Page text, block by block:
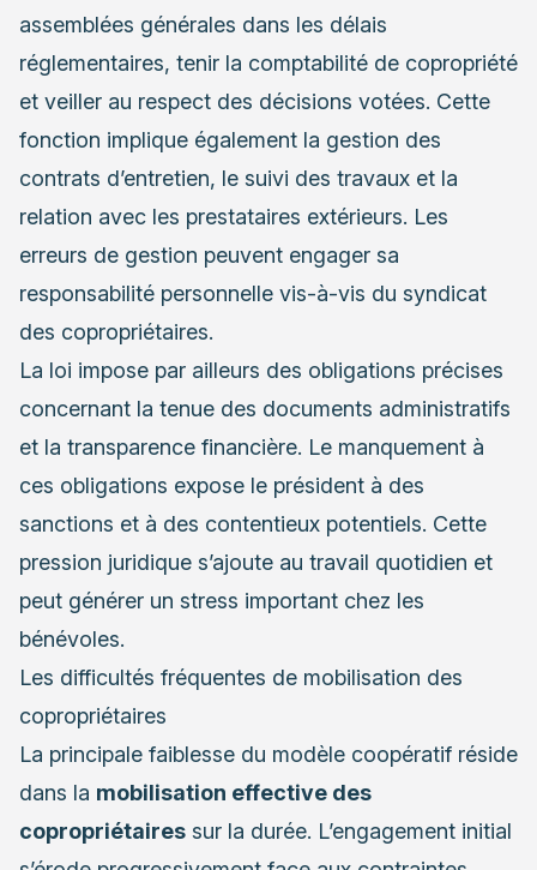
assemblées générales dans les délais
réglementaires, tenir la comptabilité de copropriété
et veiller au respect des décisions votées. Cette
fonction implique également la gestion des
contrats d’entretien, le suivi des travaux et la
relation avec les prestataires extérieurs. Les
erreurs de gestion peuvent engager sa
responsabilité personnelle vis-à-vis du syndicat
des copropriétaires.
La loi impose par ailleurs des obligations précises
concernant la tenue des documents administratifs
et la transparence financière. Le manquement à
ces obligations expose le président à des
sanctions et à des contentieux potentiels. Cette
pression juridique s’ajoute au travail quotidien et
peut générer un stress important chez les
bénévoles.
Les difficultés fréquentes de mobilisation des
copropriétaires
La principale faiblesse du modèle coopératif réside
dans la mobilisation effective des
copropriétaires sur la durée. L’engagement initial